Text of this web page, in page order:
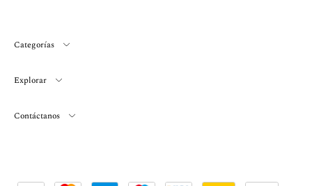
Categorías
Explorar
Contáctanos